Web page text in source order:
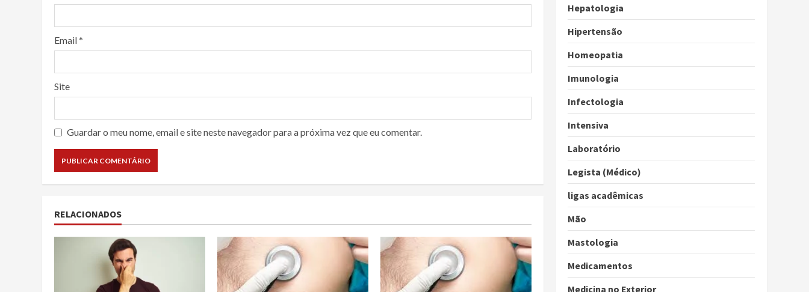
Email*
Site
Guardar o meu nome, email e site neste navegador para a próxima vez que eu comentar.
RELACIONADOS
Hepatologia
Hipertensão
Homeopatia
Imunologia
Infectologia
Intensiva
Laboratório
Legista (Médico)
ligas acadêmicas
Mão
Mastologia
Medicamentos
Medicina no Exterior